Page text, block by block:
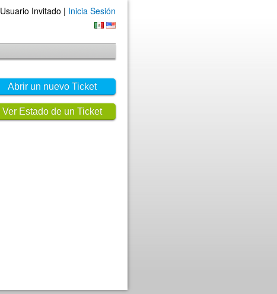
Usuario Invitado | Inicia Sesión
Abrir un nuevo Ticket
Ver Estado de un Ticket